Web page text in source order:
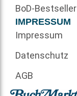
BoD-Bestseller
IMPRESSUM
Impressum
Datenschutz
AGB